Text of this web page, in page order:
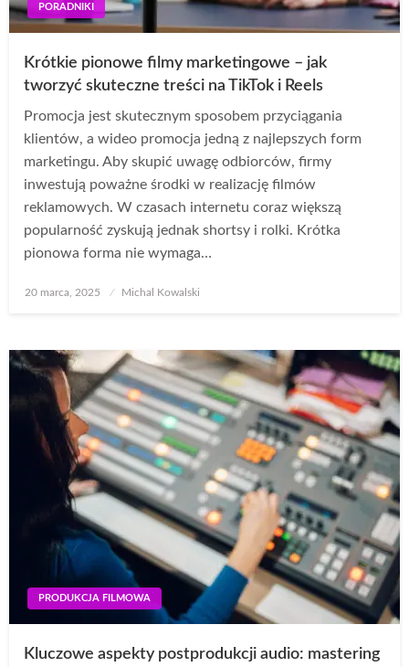
PORADNIKI
Krótkie pionowe filmy marketingowe – jak
tworzyć skuteczne treści na TikTok i Reels
Promocja jest skutecznym sposobem przyciągania
klientów, a wideo promocja jedną z najlepszych form
marketingu. Aby skupić uwagę odbiorców, firmy
inwestują poważne środki w realizację filmów
reklamowych. W czasach internetu coraz większą
popularność zyskują jednak shortsy i rolki. Krótka
pionowa forma nie wymaga…
Opublikowane
20 marca, 2025 Michal Kowalski
PRODUKCJA FILMOWA
Kluczowe aspekty postprodukcji audio: mastering